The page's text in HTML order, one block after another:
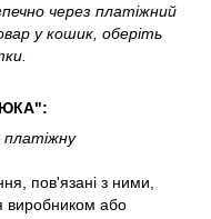
через платіжний
у кошик, оберіть
пов'язані з ними,
виробником або